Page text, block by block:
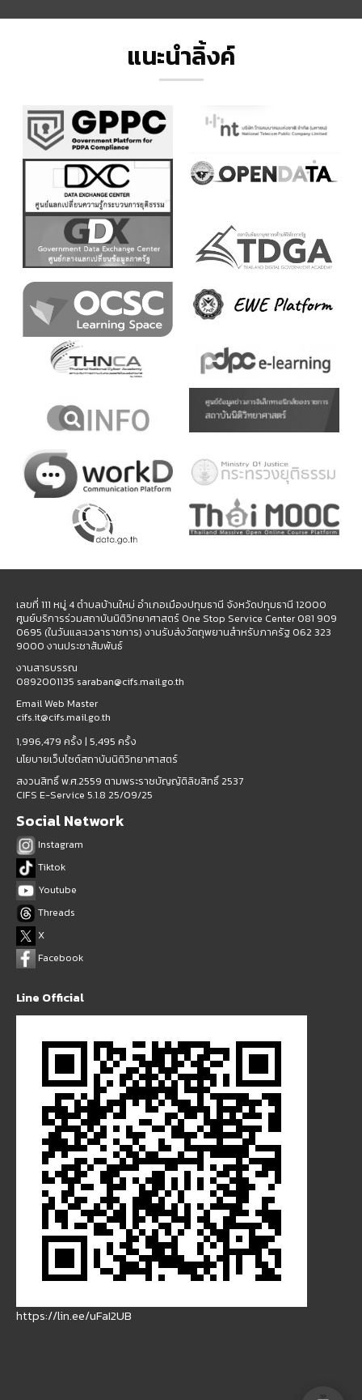
แนะนำลิ้งค์
เลขที่ 111 หมู่ 4 ตำบลบ้านใหม่ อำเภอเมืองปทุมธานี จังหวัดปทุมธานี 12000
ศูนย์บริการร่วมสถาบันนิติวิทยาศาสตร์ One Stop Service Center 081 909
0695 (ในวันและเวลาราชการ) งานรับส่งวัตถุพยานสำหรับภาครัฐ 062 323
9000 งานประชาสัมพันธ์
งานสารบรรณ
0892001135 saraban@cifs.mail.go.th
Email Web Master
cifs.it@cifs.mail.go.th
1,996,479 ครั้ง | 5,495 ครั้ง
นโยบายเว็บไซต์สถาบันนิติวิทยาศาสตร์
สงวนสิทธิ์ พ.ศ.2559 ตามพระราชบัญญัติลิขสิทธิ์ 2537
CIFS E-Service 5.1.8 25/09/25
Social Network
Instagram
Tiktok
Youtube
Threads
X
Facebook
Line Official
https://lin.ee/uFaI2UB